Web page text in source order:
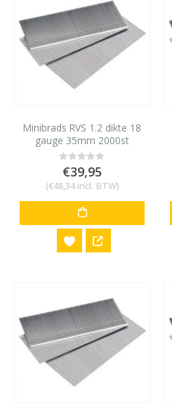
Minibrads RVS 1.2 dikte 18
gauge 35mm 2000st
0out of 5
€39,95
(€48,34incl. BTW)